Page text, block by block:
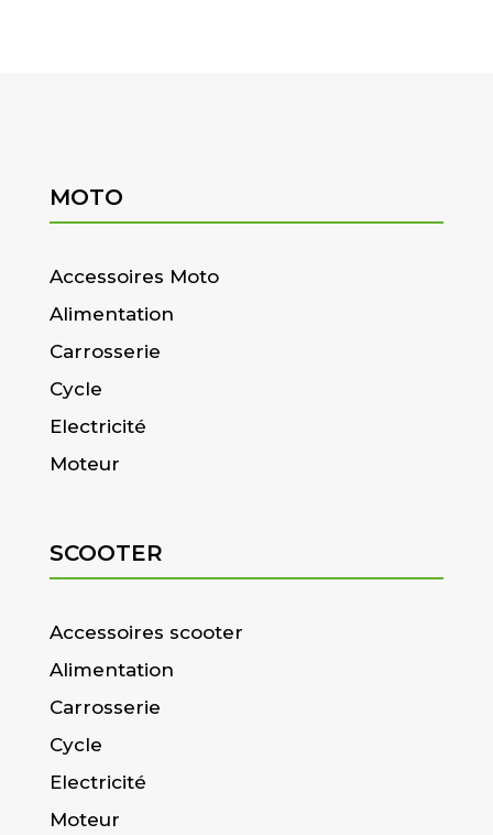
MOTO
Accessoires Moto
Alimentation
Carrosserie
Cycle
Electricité
Moteur
SCOOTER
Accessoires scooter
Alimentation
Carrosserie
Cycle
Electricité
Moteur